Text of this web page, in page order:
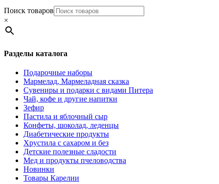
Поиск товаров
×
Разделы каталога
Подарочные наборы
Мармелад, Мармеладная сказка
Сувениры и подарки с видами Питера
Чай, кофе и другие напитки
Зефир
Пастила и яблочный сыр
Конфеты, шоколад, леденцы
Диабетические продукты
Хрустила с сахаром и без
Детские полезные сладости
Мед и продукты пчеловодства
Новинки
Товары Карелии